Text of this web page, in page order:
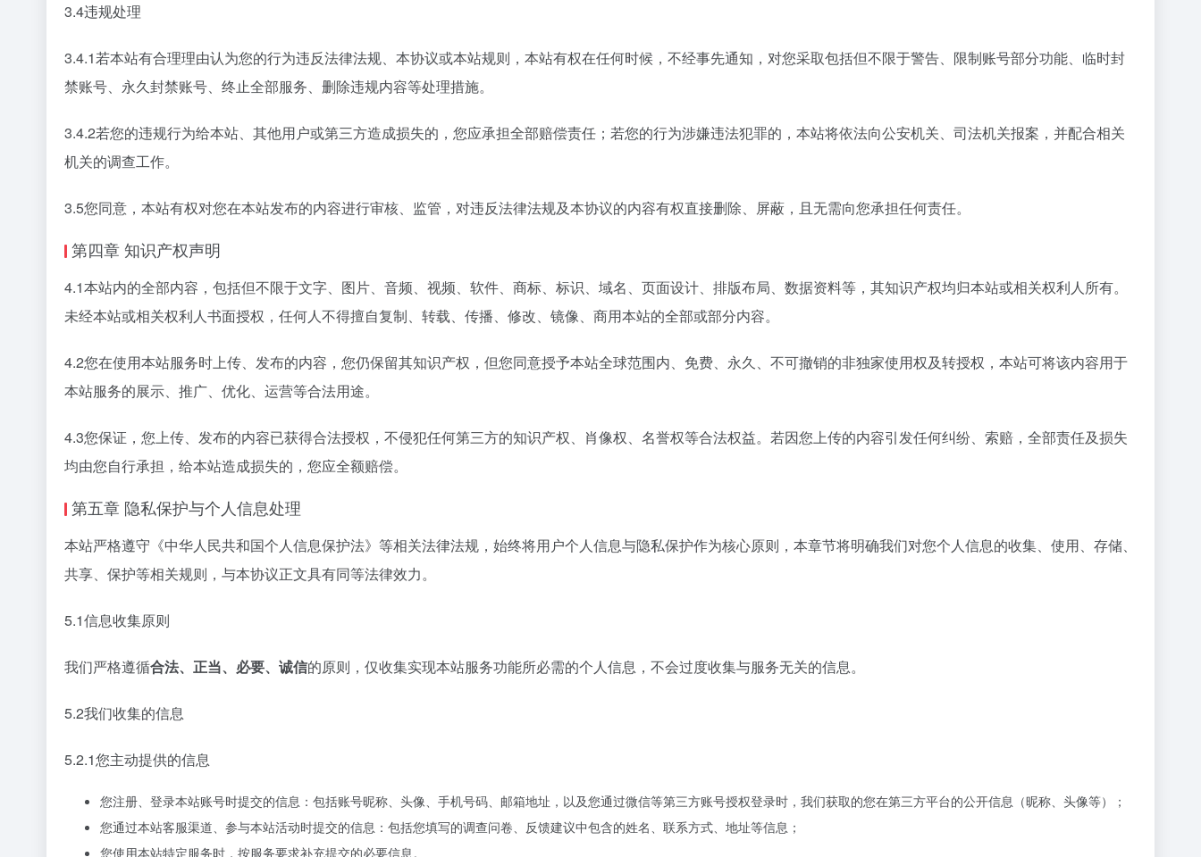
3.4违规处理
3.4.1若本站有合理理由认为您的行为违反法律法规、本协议或本站规则，本站有权在任何时候，不经事先通知，对您采取包括但不限于警告、限制账号部分功能、临时封
禁账号、永久封禁账号、终止全部服务、删除违规内容等处理措施。
3.4.2若您的违规行为给本站、其他用户或第三方造成损失的，您应承担全部赔偿责任；若您的行为涉嫌违法犯罪的，本站将依法向公安机关、司法机关报案，并配合相关
机关的调查工作。
3.5您同意，本站有权对您在本站发布的内容进行审核、监管，对违反法律法规及本协议的内容有权直接删除、屏蔽，且无需向您承担任何责任。
第四章 知识产权声明
4.1本站内的全部内容，包括但不限于文字、图片、音频、视频、软件、商标、标识、域名、页面设计、排版布局、数据资料等，其知识产权均归本站或相关权利人所有。
未经本站或相关权利人书面授权，任何人不得擅自复制、转载、传播、修改、镜像、商用本站的全部或部分内容。
4.2您在使用本站服务时上传、发布的内容，您仍保留其知识产权，但您同意授予本站全球范围内、免费、永久、不可撤销的非独家使用权及转授权，本站可将该内容用于
本站服务的展示、推广、优化、运营等合法用途。
4.3您保证，您上传、发布的内容已获得合法授权，不侵犯任何第三方的知识产权、肖像权、名誉权等合法权益。若因您上传的内容引发任何纠纷、索赔，全部责任及损失
均由您自行承担，给本站造成损失的，您应全额赔偿。
第五章 隐私保护与个人信息处理
本站严格遵守《中华人民共和国个人信息保护法》等相关法律法规，始终将用户个人信息与隐私保护作为核心原则，本章节将明确我们对您个人信息的收集、使用、存储、
共享、保护等相关规则，与本协议正文具有同等法律效力。
5.1信息收集原则
我们严格遵循合法、正当、必要、诚信的原则，仅收集实现本站服务功能所必需的个人信息，不会过度收集与服务无关的信息。
5.2我们收集的信息
5.2.1您主动提供的信息
您注册、登录本站账号时提交的信息：包括账号昵称、头像、手机号码、邮箱地址，以及您通过微信等第三方账号授权登录时，我们获取的您在第三方平台的公开信息（昵称、头像等）；
您通过本站客服渠道、参与本站活动时提交的信息：包括您填写的调查问卷、反馈建议中包含的姓名、联系方式、地址等信息；
您使用本站特定服务时，按服务要求补充提交的必要信息。